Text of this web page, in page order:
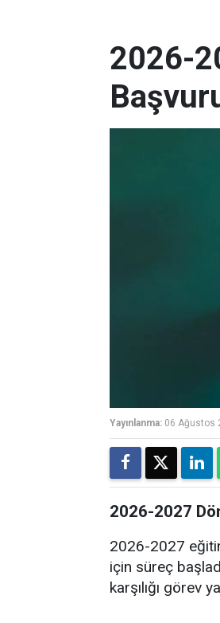
2026-
Yayınlanma: 06 Ağustos
2026-2027
2026-2027
için süreç
karşılığı görev